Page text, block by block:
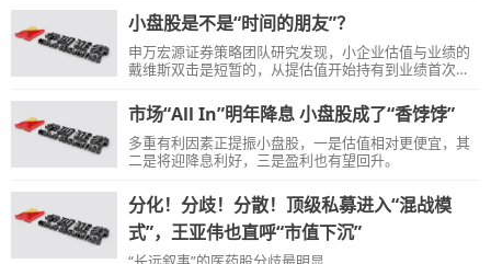
小盘股是不是“时间的朋友”？
申万宏源证券策略团队研究发现，小企业估值与业绩的
戴维斯双击是短暂的，从提估值开始持有到业绩首次兑
不确定性加大。
市场“All In”明年降息 小盘股成了“香饽饽”
多重有利因素正提振小盘股，一是估值相对更便宜，其
二是将迎降息利好，三是盈利也有望回升。
分化！分歧！分散！顶级私募进入“混战模
式”，王亚伟也直呼“市值下沉”